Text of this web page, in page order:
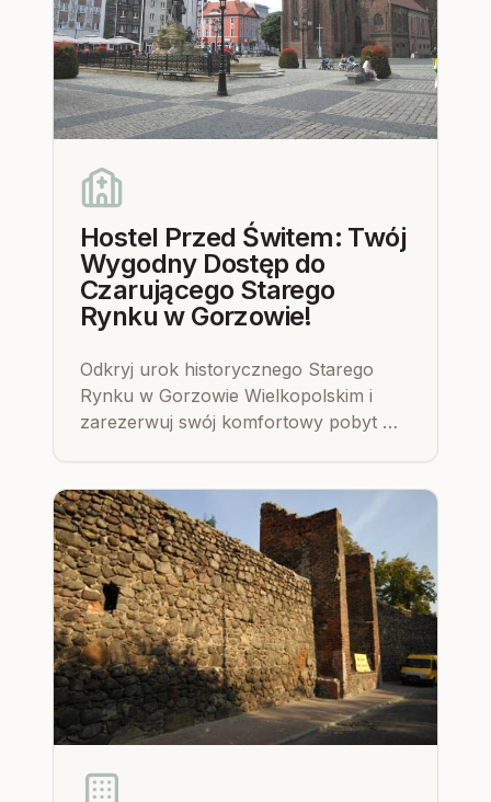
Hostel Przed Świtem: Twój
Wygodny Dostęp do
Czarującego Starego
Rynku w Gorzowie!
Odkryj urok historycznego Starego
Rynku w Gorzowie Wielkopolskim i
zarezerwuj swój komfortowy pobyt w
wszystkimi atrakcjami. Oferujemy
wygodne pokoje, wyposażoną kuchnię,
bezpłatny parking, rowery do
wypożyczenia oraz siłownię,
zapewniając idealną bazę wypadową
do zwiedzania miasta.